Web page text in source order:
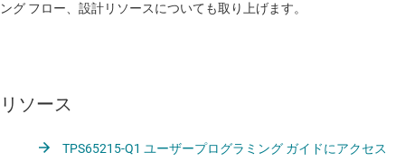
ング フロー、設計リソースについても取り上げます。
リソース
TPS65215-Q1 ユーザープログラミング ガイドにアクセス